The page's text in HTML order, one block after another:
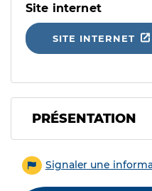
Site internet
SITE INTERNET
PRÉSENTATION
Signaler une